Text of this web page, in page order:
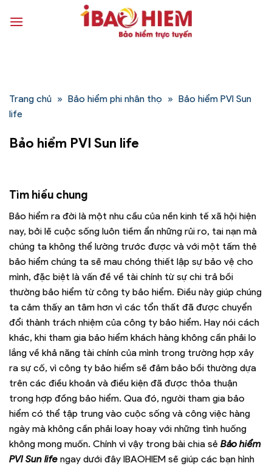
qua
Trang chủ » Bảo hiểm phi nhân thọ » Bảo hiểm PVI Sun
life
Bảo hiểm PVI Sun life
Tìm hiểu chung
Bảo hiểm ra đời là một nhu cầu của nền kinh tế xã hội hiện
nay, bởi lẽ cuộc sống luôn tiềm ẩn những rủi ro, tai nạn mà
chúng ta không thể lường trước được và với một tấm thẻ
bảo hiểm chúng ta sẽ mau chóng thiết lập sự bảo vệ cho
mình, đặc biệt là vấn đề về tài chính từ sự chi trả bồi
thường bảo hiểm từ công ty bảo hiểm. Điều này giúp chúng
ta cảm thấy an tâm hơn vì các tổn thất đã được chuyển
đổi thành trách nhiệm của công ty bảo hiểm. Hay nói cách
khác, khi tham gia bảo hiểm khách hàng không cần phải lo
lắng về khả năng tài chính của mình trong trường hợp xảy
ra sự cố, vì công ty bảo hiểm sẽ đảm bảo bồi thường dựa
trên các điều khoản và điều kiện đã được thỏa thuận
trong hợp đồng bảo hiểm. Qua đó, người tham gia bảo
hiểm có thể tập trung vào cuộc sống và công việc hàng
ngày mà không cần phải loay hoay với những tình huống
không mong muốn. Chính vì vậy trong bài chia sẻ Bảo hiểm
PVI Sun life ngay dưới đây IBAOHIEM sẽ giúp các bạn hình